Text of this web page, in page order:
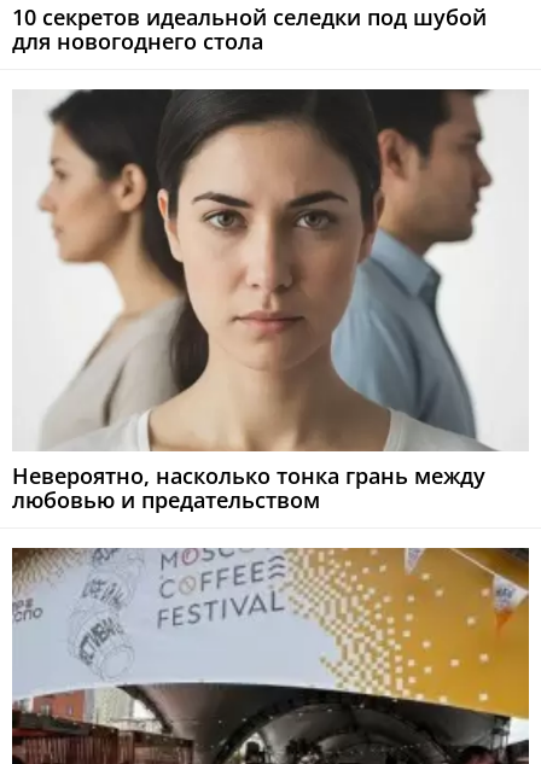
10 секретов идеальной селедки под шубой
для новогоднего стола
Невероятно, насколько тонка грань между
любовью и предательством